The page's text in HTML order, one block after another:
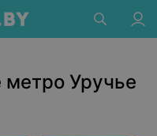
Уручье